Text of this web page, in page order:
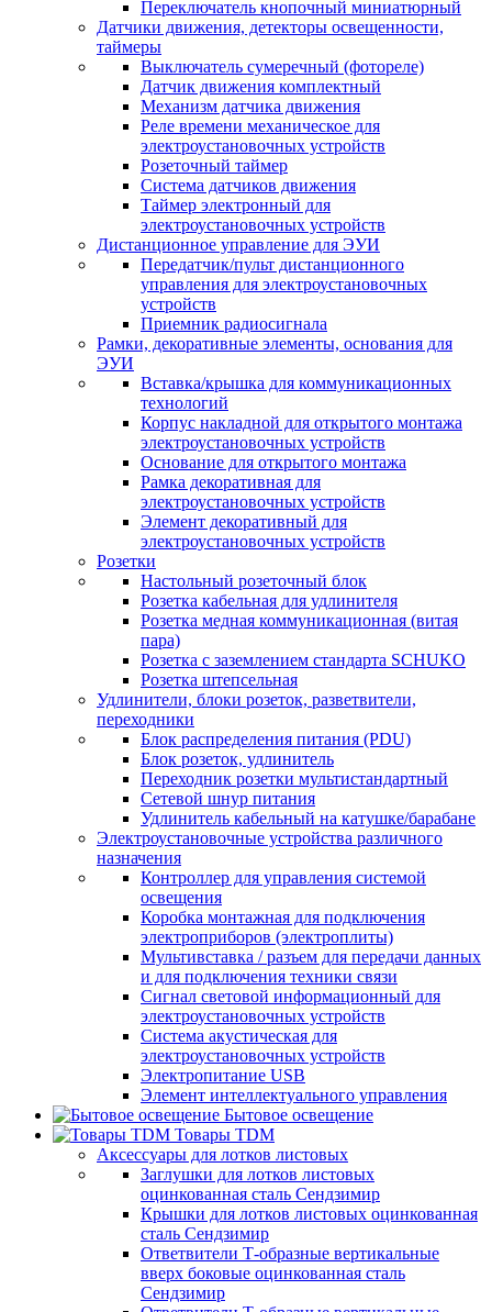
Переключатель кнопочный миниатюрный
Датчики движения, детекторы освещенности,
таймеры
Выключатель сумеречный (фотореле)
Датчик движения комплектный
Механизм датчика движения
Реле времени механическое для
электроустановочных устройств
Розеточный таймер
Система датчиков движения
Таймер электронный для
электроустановочных устройств
Дистанционное управление для ЭУИ
Передатчик/пульт дистанционного
управления для электроустановочных
устройств
Приемник радиосигнала
Рамки, декоративные элементы, основания для
ЭУИ
Вставка/крышка для коммуникационных
технологий
Корпус накладной для открытого монтажа
электроустановочных устройств
Основание для открытого монтажа
Рамка декоративная для
электроустановочных устройств
Элемент декоративный для
электроустановочных устройств
Розетки
Настольный розеточный блок
Розетка кабельная для удлинителя
Розетка медная коммуникационная (витая
пара)
Розетка с заземлением стандарта SCHUKO
Розетка штепсельная
Удлинители, блоки розеток, разветвители,
переходники
Блок распределения питания (PDU)
Блок розеток, удлинитель
Переходник розетки мультистандартный
Сетевой шнур питания
Удлинитель кабельный на катушке/барабане
Электроустановочные устройства различного
назначения
Контроллер для управления системой
освещения
Коробка монтажная для подключения
электроприборов (электроплиты)
Мультивставка / разъем для передачи данных
и для подключения техники связи
Сигнал световой информационный для
электроустановочных устройств
Система акустическая для
электроустановочных устройств
Электропитание USB
Элемент интеллектуального управления
Бытовое освещение
Товары TDM
Аксессуары для лотков листовых
Заглушки для лотков листовых
оцинкованная сталь Сендзимир
Крышки для лотков листовых оцинкованная
сталь Сендзимир
Ответвители Т-образные вертикальные
вверх боковые оцинкованная сталь
Сендзимир